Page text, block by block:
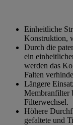
Einheitliche
Konstruktion,
Durch die
ein
werden das
Falten
Längere
Membranfilter
Filterwechsel.
Höhere
gefaltete und